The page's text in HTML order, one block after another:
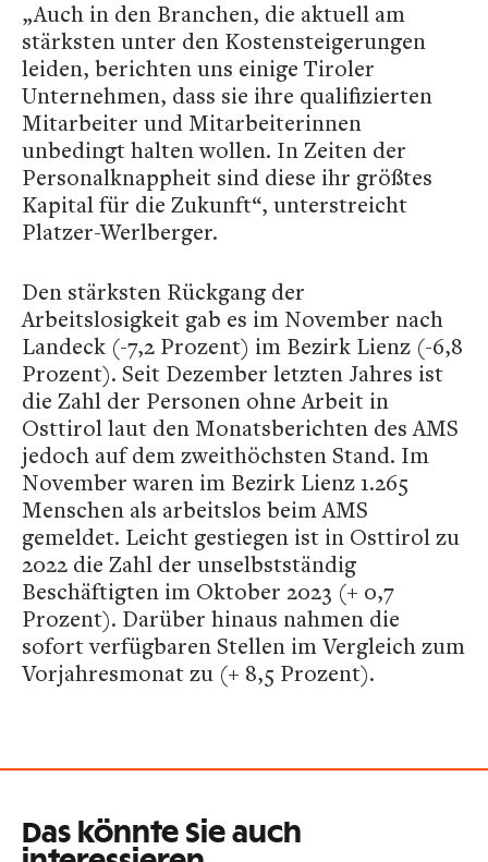
„Auch in den Branchen, die aktuell am
stärksten unter den Kostensteigerungen
leiden, berichten uns einige Tiroler
Unternehmen, dass sie ihre qualifizierten
Mitarbeiter und Mitarbeiterinnen
unbedingt halten wollen. In Zeiten der
Personalknappheit sind diese ihr größtes
Kapital für die Zukunft“, unterstreicht
Platzer-Werlberger.
Den stärksten Rückgang der
Arbeitslosigkeit gab es im November nach
Landeck (-7,2 Prozent) im Bezirk Lienz (-6,8
Prozent). Seit Dezember letzten Jahres ist
die Zahl der Personen ohne Arbeit in
Osttirol laut den Monatsberichten des AMS
jedoch auf dem zweithöchsten Stand. Im
November waren im Bezirk Lienz 1.265
Menschen als arbeitslos beim AMS
gemeldet. Leicht gestiegen ist in Osttirol zu
2022 die Zahl der unselbstständig
Beschäftigten im Oktober 2023 (+ 0,7
Prozent). Darüber hinaus nahmen die
sofort verfügbaren Stellen im Vergleich zum
Vorjahresmonat zu (+ 8,5 Prozent).
Das könnte Sie auch